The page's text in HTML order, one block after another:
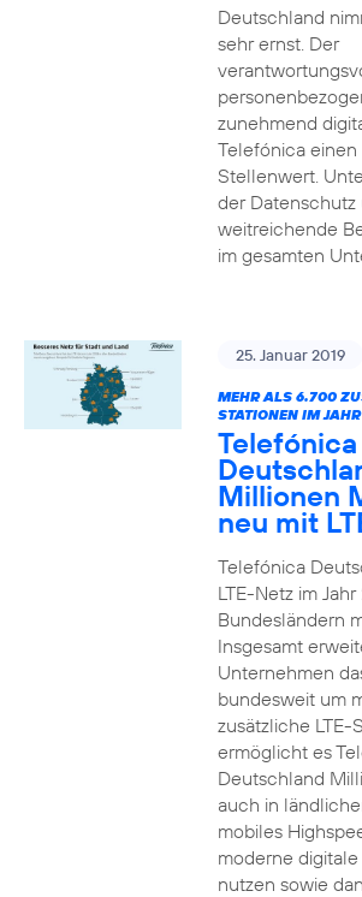
Deutschland
sehr ernst. Der
zunehmend
Telefónica einen
Stellenwert.
der Datenschutz
weitreichende
im gesamten
25. Januar 2019
MEHR ALS 6.700
STATIONEN IM
Telefónica
Millionen
neu mit
Telefónica
LTE-Netz im
Bundesländern
Insgesamt
Unternehmen
bundesweit um
zusätzliche LTE-
ermöglicht es
Deutschland
auch in
mobiles
moderne
nutzen sowie